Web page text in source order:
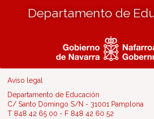
Departamento de
Aviso legal
Departamento de Educación
C/ Santo Domingo S/N - 31001 Pamplona
T 848 42 65 00 - F 848 42 60 52